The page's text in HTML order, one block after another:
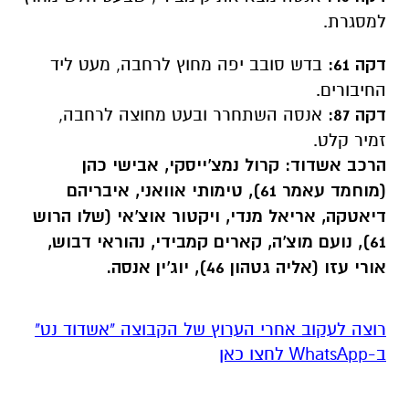
למסגרת.
דקה 61:
בדש סובב יפה מחוץ לרחבה, מעט ליד
החיבורים.
דקה 87:
אנסה השתחרר ובעט מחוצה לרחבה,
זמיר קלט.
הרכב אשדוד: קרול נמצ'ייסקי, אבישי כהן
(מוחמד עאמר 61), טימותי אוואני, איבריהם
דיאטקה, אריאל מנדי, ויקטור אוצ'אי (שלו הרוש
61), נועם מוצ'ה, קארים קמבידי, נהוראי דבוש,
אורי עזו (אליה גטהון 46), יוג'ין אנסה.
רוצה לעקוב אחרי הערוץ של הקבוצה "אשדוד נט"
ב-WhatsApp לחצו כאן